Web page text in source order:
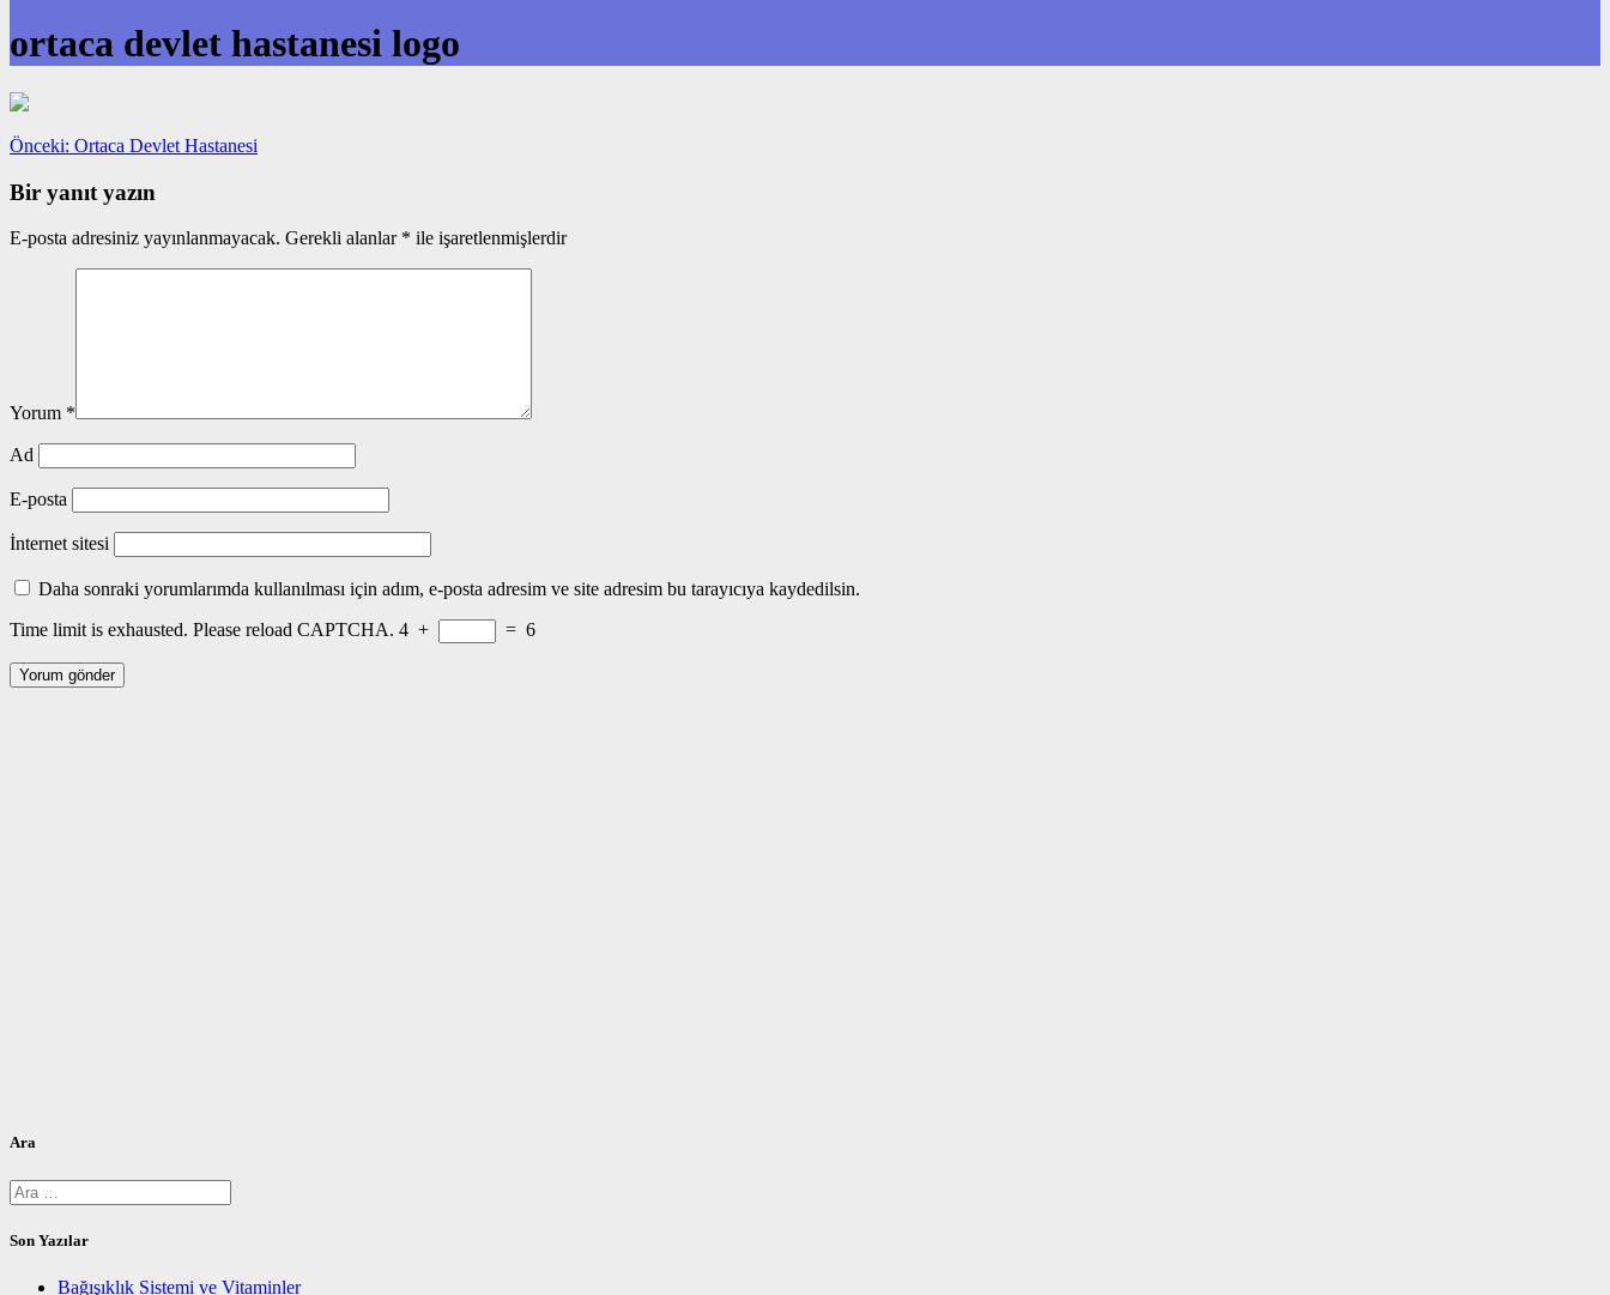
ortaca devlet hastanesi logo
Yazı
gezinmesi
Önceki: Önceki
Ortaca Devlet Hastanesi
Bir yanıt yazın
E-posta adresiniz yayınlanmayacak. Gerekli alanlar * ile işaretlenmişlerdir
Yorum *
Ad
E-posta
İnternet sitesi
Daha sonraki yorumlarımda kullanılması için adım, e-posta adresim ve site adresim bu tarayıcıya kaydedilsin.
Time limit is exhausted. Please reload CAPTCHA. 4 + = 6
Ara
Arama:
Son Yazılar
Bağışıklık Sistemi ve Vitaminler